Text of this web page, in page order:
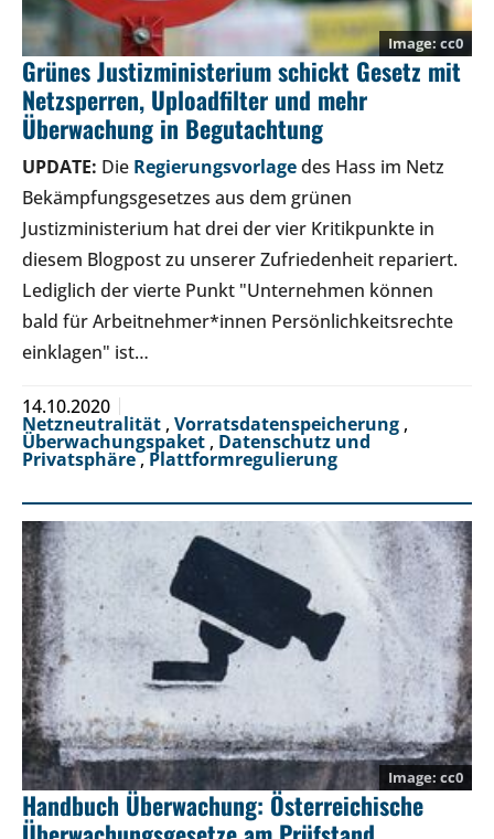
cc0
Grünes Justizministerium schickt Gesetz mit
Netzsperren, Uploadfilter und mehr
Überwachung in Begutachtung
UPDATE: Die Regierungsvorlagedes Hass im Netz
Bekämpfungsgesetzes aus dem grünen
Justizministerium hat drei der vier Kritikpunkte in
diesem Blogpost zu unserer Zufriedenheit repariert.
Lediglich der vierte Punkt "Unternehmen können
bald für Arbeitnehmer*innen Persönlichkeitsrechte
einklagen" ist…
14.10.2020
Netzneutralität , Vorratsdatenspeicherung ,
Überwachungspaket , Datenschutz und
Privatsphäre,Plattformregulierung
cc0
Handbuch Überwachung: Österreichische